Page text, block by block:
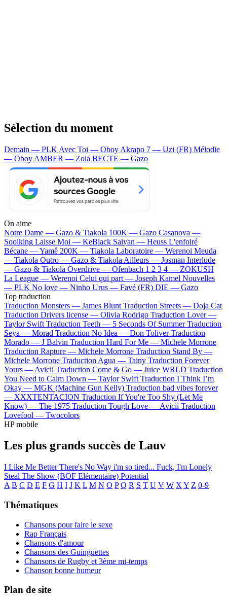
Sélection du moment
Demain — PLK Avec Toi — Oboy Akrapo 7 — Uzi (FR) Mélodie
— Oboy AMBER — Zola BECTE — Gazo
On aime
Notre Dame — Gazo & Tiakola 100K — Gazo Casanova —
Soolking Laisse Moi — KeBlack Saiyan — Heuss L'enfoiré
Bécane —Yamê 200K — Tiakola Laboratoire — Werenoi Meuda
— Tiakola Outro — Gazo & Tiakola Ailleurs — Josman Interlude
— Gazo & Tiakola Overdrive — Ofenbach 1 2 3 4 — ZOKUSH
La League — Werenoi Celui qui part — Joseph Kamel Nouvelles
— PLK No love — Ninho Urus — Favé (FR) DIE — Gazo
Top traduction
Traduction Monsters — James Blunt Traduction Streets — Doja Cat
Traduction Drivers license — Olivia Rodrigo Traduction Lover —
Taylor Swift Traduction Teeth — 5 Seconds Of Summer Traduction
Seya — Morad Traduction No Idea — Don Toliver Traduction
Morado — J Balvin Traduction Hard For Me — Michele Morrone
Traduction Rapture — Michele Morrone Traduction Stand By —
Michele Morrone Traduction Agua — Tainy Traduction Forever
Yours — Avicii Traduction Come & Go — Juice WRLD Traduction
You Need to Calm Down — Taylor Swift Traduction I Think I’m
Okay — MGK (Machine Gun Kelly) Traduction bad vibes forever
— XXXTENTACION Traduction If You're Too Shy (Let Me
Know) — The 1975 Traduction Tough Love — Avicii Traduction
Lovefool — Twocolors
HP mobile
Les plus grands succès de Lauv
I Like Me BetterThere's No Way i'm so tired... Fuck, I'm Lonely
Steal The Show (BOF Elémentaire) Potential
A B C D E F G H I J K L M N O P Q R S T U V W X Y Z 0-9
Thématiques
Chansons pour faire le sexe
Rap Français
Chansons d'amour
Chansons des Guinguettes
Chansons de Rugby et 3ème mi-temps
Chanson bonne humeur
Plan de site